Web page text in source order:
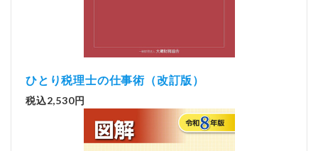
ひとり税理士の仕事術（改訂版）
税込2,530円